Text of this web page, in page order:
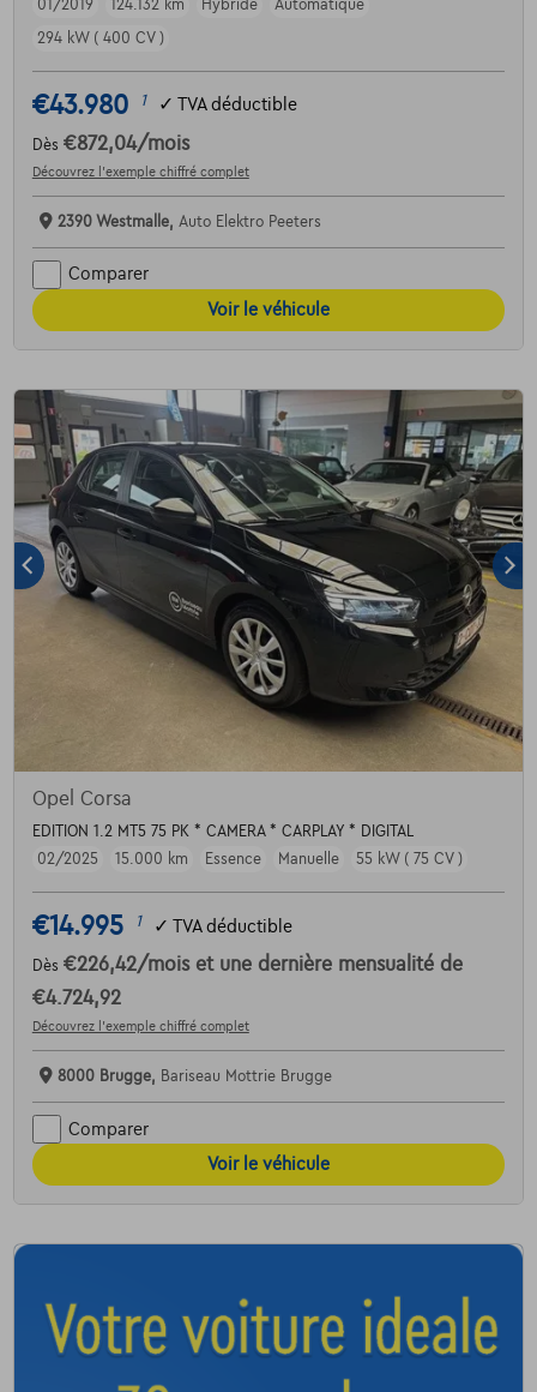
01/2019
124.132 km Hybride
Automatique
294 kW ( 400 CV )
€43.980 1 ✓ TVA déductible
Dès €872,04/mois
Découvrez l’exemple chiffré complet
2390 Westmalle, Auto Elektro Peeters
Comparer
Voir le véhicule
Opel Corsa
EDITION 1.2 MT5 75 PK * CAMERA * CARPLAY * DIGITAL
02/2025
15.000 km Essence Manuelle 55 kW ( 75 CV )
€14.995 1 ✓ TVA déductible
Dès €226,42/mois et une dernière mensualité de
€4.724,92
Découvrez l’exemple chiffré complet
8000 Brugge, Bariseau Mottrie Brugge
Comparer
Voir le véhicule